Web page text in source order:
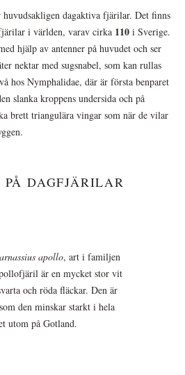
huvudsakligen dagaktiva fjärilar. Det finns
i världen, varav cirka 110 i Sverige.
hjälp av antenner på huvudet och ser
nektar med sugsnabel, som kan rullas
hos Nymphalidae, där är första benparet
slanka kroppens undersida och på
brett triangulära vingar som när de vilar
DAGFJÄRILAR
apollo, art i familjen
är en mycket stor vit
och röda fläckar. Den är
den minskar starkt i hela
utom på Gotland.